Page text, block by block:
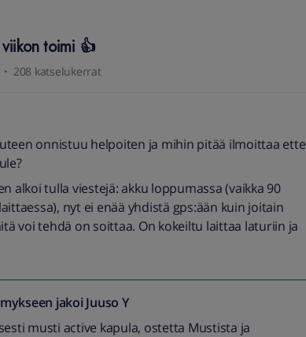
toimi 👍
208 katselukerrat
onnistuu helpoiten ja mihin pitää ilmoittaa
alkoi tulla viestejä: akku loppumassa (vaikka 90
nyt ei enää yhdistä gps:ään kuin joitain
voi tehdä on soittaa. On kokeiltu laittaa laturiin ja
jakoi Juuso Y
musti active kapula, ostetta Mustista ja